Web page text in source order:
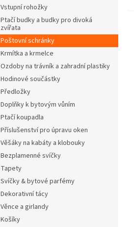
Vstupní rohožky
Ptačí budky a budky pro divoká
zvířata
Poštovní schránky
Krmítka a krmelce
Ozdoby na trávník a zahradní plastiky
Hodinové součástky
Předložky
Doplňky k bytovým vůním
Ptačí koupadla
Příslušenství pro úpravu oken
Věšáky na kabáty a klobouky
Bezplamenné svíčky
Tapety
Svíčky & bytové parfémy
Dekorativní tácy
Věnce a girlandy
Košíky